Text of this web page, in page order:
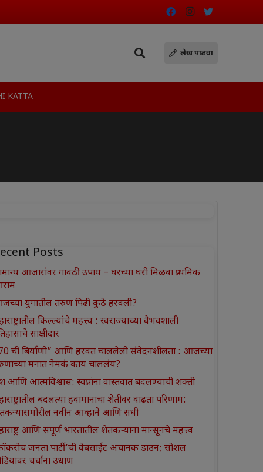
लेख पाठवा
KATTA
Posts
आजारांवर गावठी उपाय – घरच्या घरी मिळवा प्राथमिक
युगातील तरुण पिढी कुठे हरवली?
किल्ल्यांचे महत्त्व : स्वराज्याच्या वैभवशाली
साक्षीदार
ची बिर्याणी” आणि हरवत चाललेली संवेदनशीलता : आजच्या
मनात नेमकं काय चाललंय?
आणि आत्मविश्वास: स्वप्नांना वास्तवात बदलण्याची शक्ती
बदलत्या हवामानाचा शेतीवर वाढता परिणाम:
नवीन आव्हाने आणि संधी
आणि संपूर्ण भारतातील शेतकऱ्यांना मान्सूनचे महत्त्व
जनता पार्टी’ची वेबसाईट अचानक डाउन; सोशल
चर्चांना उधाण